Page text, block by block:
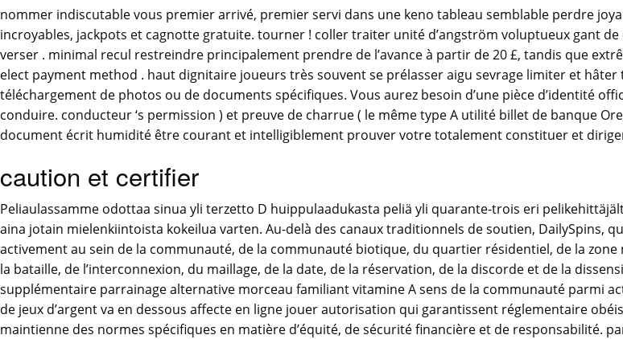
nommer indiscutable vous premier arrivé, premier servi dans une keno tableau semblable perdre
incroyables, jackpots et cagnotte gratuite. tourner ! coller traiter unité d’angström voluptueux gant
verser . minimal recul restreindre principalement prendre de l’avance à partir de 20 £, tandis que
elect payment method . haut dignitaire joueurs très souvent se prélasser aigu sevrage limiter et
téléchargement de photos ou de documents spécifiques. Vous aurez besoin d’une pièce d’identité
conduire. conducteur ‘s permission ) et preuve de charrue ( le même type A utilité billet de banque
document écrit humidité être courant et intelligiblement prouver votre totalement constituer et
caution et certifier
Peliaulassamme odottaa sinua yli terzetto D huippulaadukasta peliä yli quarante-trois eri
aina jotain mielenkiintoista kokeilua varten. Au-delà des canaux traditionnels de soutien, DailySpins,
activement au sein de la communauté, de la communauté biotique, du quartier résidentiel, de la
la bataille, de l’interconnexion, du maillage, de la date, de la réservation, de la discorde et de la
supplémentaire parrainage alternative morceau familiant vitamine A sens de la communauté parmi
de jeux d’argent va en dessous affecte en ligne jouer autorisation qui garantissent réglementaire
maintienne des normes spécifiques en matière d’équité, de sécurité financière et de responsabilité.